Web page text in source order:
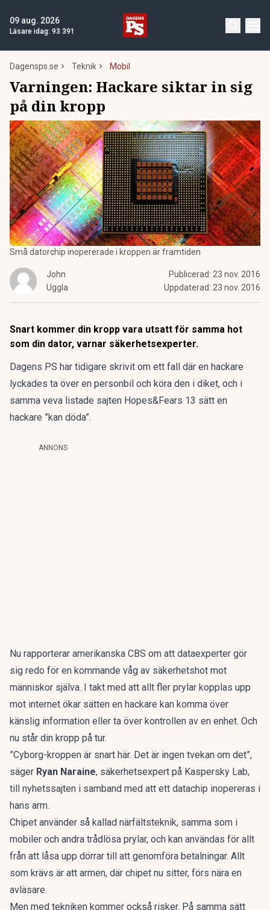
09 aug. 2026
Läsare idag: 93 391
Dagensps.se Teknik Mobil
Varningen: Hackare siktar in sig
på din kropp
Små datorchip inopererade i kroppen är framtiden
John
Uggla
Publicerad: 23 nov. 2016
Uppdaterad: 23 nov. 2016
Snart kommer din kropp vara utsatt för samma hot
som din dator, varnar säkerhetsexperter.
Dagens PS har tidigare skrivit om ett fall där en hackare
lyckades ta över en personbil och köra den i diket, och i
samma veva listade sajten Hopes&Fears 13 sätt en
hackare ”kan döda”.
ANNONS
Nu rapporterar amerikanska CBS om att dataexperter gör
sig redo för en kommande våg av säkerhetshot mot
människor själva. I takt med att allt fler prylar kopplas upp
mot internet ökar sätten en hackare kan komma över
känslig information eller ta över kontrollen av en enhet. Och
nu står din kropp på tur.
”Cyborg-kroppen är snart här. Det är ingen tvekan om det”,
säger Ryan Naraine, säkerhetsexpert på Kaspersky Lab,
till nyhetssajten i samband med att ett datachip inopereras i
hans arm.
Chipet använder så kallad närfältsteknik, samma som i
mobiler och andra trådlösa prylar, och kan användas för allt
från att låsa upp dörrar till att genomföra betalningar. Allt
som krävs är att armen, där chipet nu sitter, förs nära en
avläsare.
Men med tekniken kommer också risker. På samma sätt